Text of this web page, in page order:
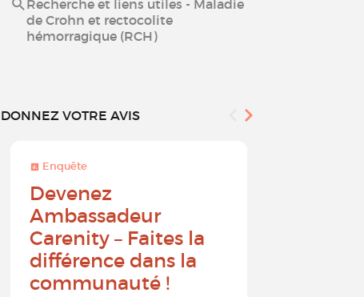
Recherche et liens utiles - Maladie
de Crohn et rectocolite
hémorragique (RCH)
DONNEZ VOTRE AVIS
Enquête
Devenez
Ambassadeur
Carenity – Faites la
différence dans la
communauté !